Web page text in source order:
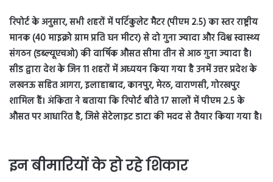
रिपोर्ट के अनुसार, सभी शहरों में पर्टिकुलेट मैटर (पीएम 2.5) का स्तर राष्ट्रीय
मानक (40 माइक्रो ग्राम प्रति घन मीटर) से दो गुना ज्यादा और विश्व स्वास्थ्य
संगठन (डब्ल्यूएचओ) की वार्षिक औसत सीमा तीन से आठ गुना ज्यादा है।
सीड द्वारा देश के जिन 11 शहरों में अध्ययन किया गया है उनमें उत्तर प्रदेश के
लखनऊ सहित आगरा, इलाहाबाद, कानपुर, मेरठ, वाराणसी, गोरखपुर
शामिल हैं। अंकिता ने बताया कि रिपोर्ट बीते 17 सालों में पीएम 2.5 के
औसत पर आधारित है, जिसे सेटेलाइट डाटा की मदद से तैयार किया गया है।
इन बीमारियों के हो रहे शिकार